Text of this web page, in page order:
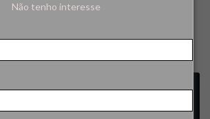
Não tenho interesse